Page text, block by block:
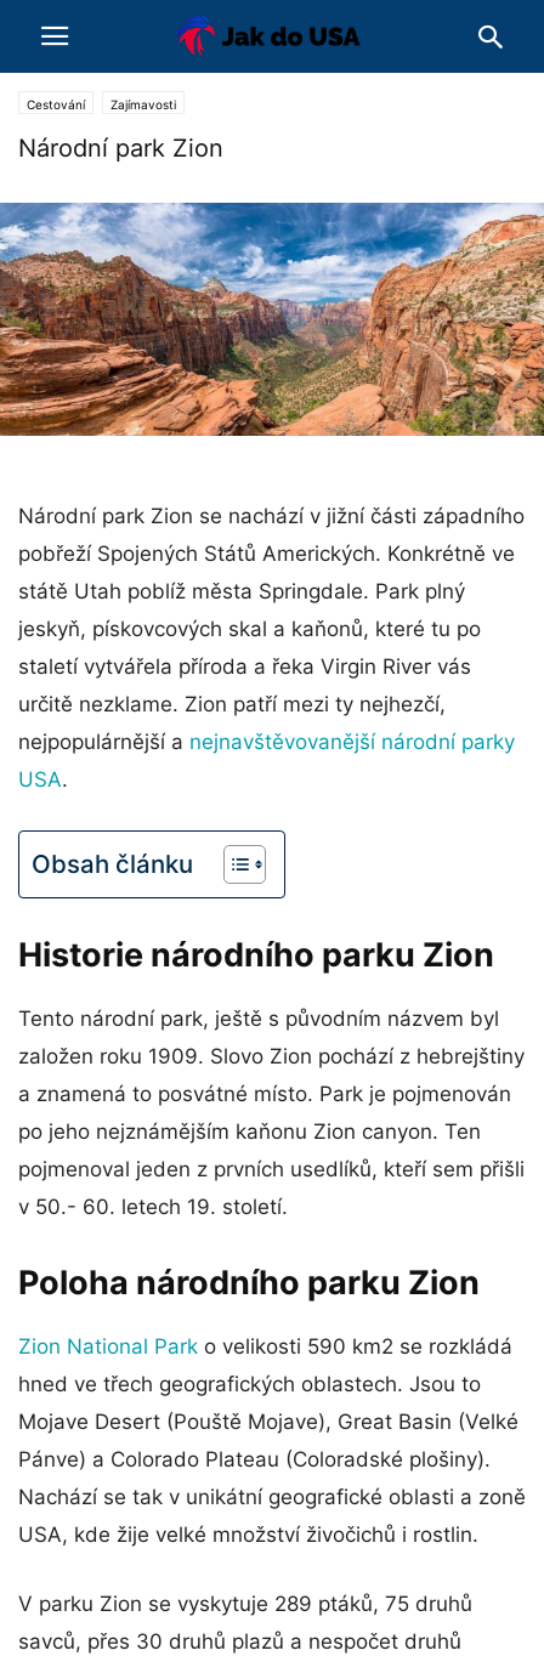
Cestování Zajímavosti
Národní park Zion
Národní park Zion se nachází v jižní části západního
pobřeží Spojených Států Amerických. Konkrétně ve
státě Utah poblíž města Springdale. Park plný
jeskyň, pískovcových skal a kaňonů, které tu po
staletí vytvářela příroda a řeka Virgin River vás
určitě nezklame. Zion patří mezi ty nejhezčí,
nejpopulárnější a nejnavštěvovanější národní parky
USA.
Obsah článku
Historie národního parku Zion
Tento národní park, ještě s původním názvem byl
založen roku 1909. Slovo Zion pochází z hebrejštiny
a znamená to posvátné místo. Park je pojmenován
po jeho nejznámějším kaňonu Zion canyon. Ten
pojmenoval jeden z prvních usedlíků, kteří sem přišli
v 50.- 60. letech 19. století.
Poloha národního parku Zion
Zion National Park o velikosti 590 km2 se rozkládá
hned ve třech geografických oblastech. Jsou to
Mojave Desert (Pouště Mojave), Great Basin (Velké
Pánve) a Colorado Plateau (Coloradské plošiny).
Nachází se tak v unikátní geografické oblasti a zoně
USA, kde žije velké množství živočichů i rostlin.
V parku Zion se vyskytuje 289 ptáků, 75 druhů
savců, přes 30 druhů plazů a nespočet druhů